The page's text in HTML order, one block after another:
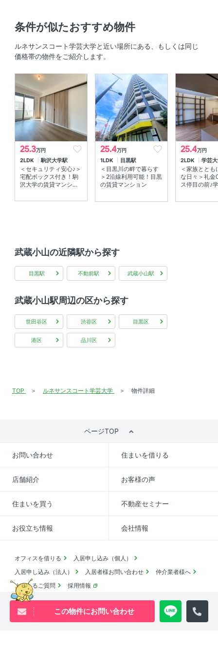
コンロ2口以上
オートロック 、 ＴＶモニタ付きインターホン 、 防犯カメ
ラ
室内設備
室内洗濯機置場 、 エアコン
部屋の特徴
ウォークインクローゼット 、 リビング15帖以上 、 南向
その他
インターネット無料
条件が似たおすすめ物件
ルネサンスコート学芸大学と近い場所にある、もしくは同じ
価格帯の物件をご紹介します。
25.3万円
2LDK 駒沢大学駅
＜セキュリティ安心♪＞
宅配ボックス付き！駒
沢大学の賃貸マンシ...
25.4万円
1LDK 目黒駅
＜目黒川の畔で暮らす
＞2沿線利用可能！目黒
の賃貸マンション
25.4万円
2LDK 学芸
＜家族ととも
な日々＞礼金
ス停目の前♪
武蔵小山の近隣駅から探す
目黒駅 不動前駅 武蔵小山駅
武蔵小山駅周辺の区から探す
世田谷区 渋谷区 目黒区
港区 品川区
この物件にお問い合わせ
TOP ルネサンスコート学芸大学 物件詳細
ページTOP
お問い合わせ 住まいを借りる
店舗紹介 お客様の声
住まいを買う 不動産セミナー
お役立ち情報 会社情報
オフィスを借りる
入居申し込み（個人）
入居申し込み（法人）
入居者様お問い合わせ
仲介業者様へ
よくあるご質問
採用情報
賃貸物件アーカイブ 売買物件アーカイブ